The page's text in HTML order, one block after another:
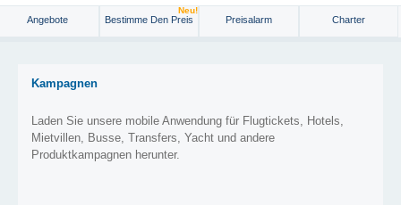
Angebote Bestimme Den Preis
Neu!
Preisalarm Charter
Kampagnen
Laden Sie unsere mobile Anwendung für Flugtickets, Hotels,
Mietvillen, Busse, Transfers, Yacht und andere
Produktkampagnen herunter.